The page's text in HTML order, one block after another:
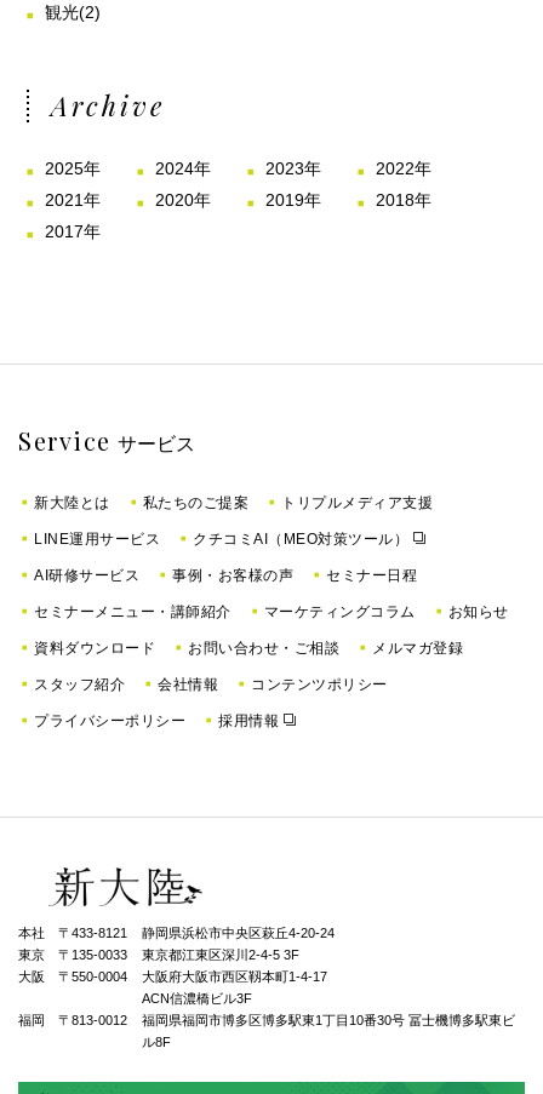
観光(2)
Archive
2025年 2024年 2023年
2022年
2021年
2020年 2019年
2018年
2017年
Service サービス
新大陸とは 私たちのご提案 トリプルメディア支援
LINE運用サービス クチコミAI（MEO対策ツール）
AI研修サービス 事例・お客様の声 セミナー日程
セミナーメニュー・講師紹介 マーケティングコラム お知らせ
資料ダウンロード お問い合わせ・ご相談 メルマガ登録
スタッフ紹介 会社情報 コンテンツポリシー
プライバシーポリシー 採用情報
本社 〒433-8121
静岡県浜松市中央区萩丘4-20-24
東京 〒135-0033
東京都江東区深川2-4-5 3F
大阪 〒550-0004
⼤阪府⼤阪市⻄区靱本町1-4-17
ACN信濃橋ビル3F
福岡 〒813-0012
福岡県福岡市博多区博多駅東1丁⽬10番30号 冨士機博多駅東ビ
ル8F